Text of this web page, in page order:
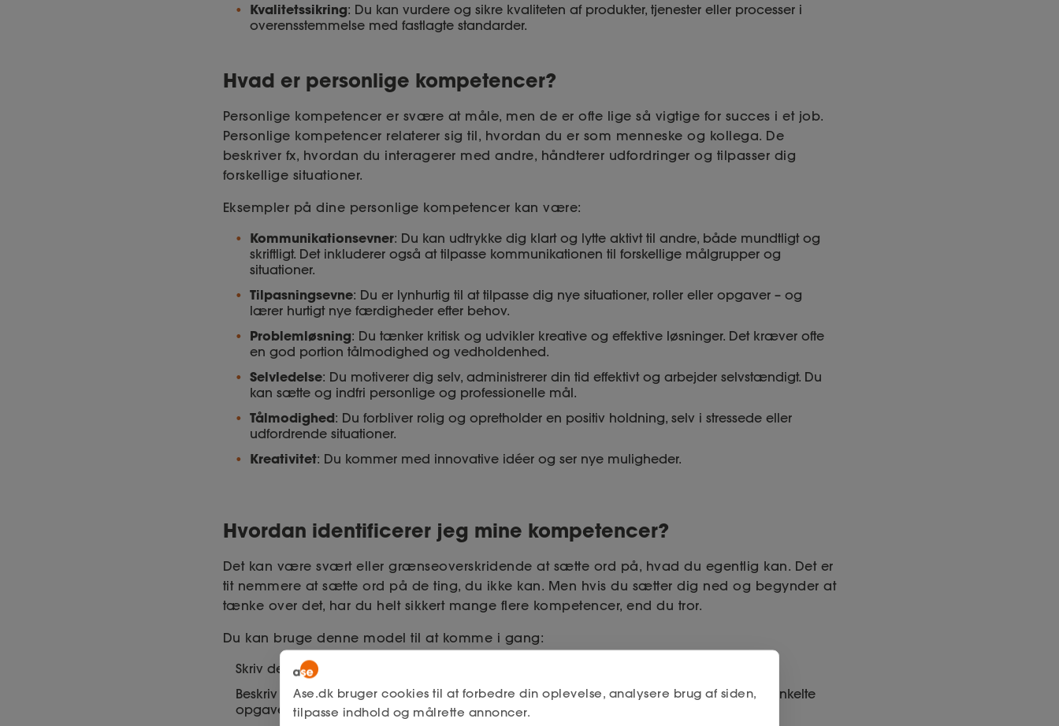
Kvalitetssikring: Du kan vurdere og sikre kvaliteten af produkter, tjenester eller processer i
overensstemmelse med fastlagte standarder.
Hvad er personlige kompetencer?
Personlige kompetencer er svære at måle, men de er ofte lige så vigtige for succes i et job.
Personlige kompetencer relaterer sig til, hvordan du er som menneske og kollega. De
beskriver fx, hvordan du interagerer med andre, håndterer udfordringer og tilpasser dig
forskellige situationer.
Eksempler på dine personlige kompetencer kan være:
Kommunikationsevner: Du kan udtrykke dig klart og lytte aktivt til andre, både mundtligt og
skriftligt. Det inkluderer også at tilpasse kommunikationen til forskellige målgrupper og
situationer.
Tilpasningsevne: Du er lynhurtig til at tilpasse dig nye situationer, roller eller opgaver – og
lærer hurtigt nye færdigheder efter behov.
Problemløsning: Du tænker kritisk og udvikler kreative og effektive løsninger. Det kræver ofte
en god portion tålmodighed og vedholdenhed.
Selvledelse: Du motiverer dig selv, administrerer din tid effektivt og arbejder selvstændigt. Du
kan sætte og indfri personlige og professionelle mål.
Tålmodighed: Du forbliver rolig og opretholder en positiv holdning, selv i stressede eller
udfordrende situationer.
Kreativitet: Du kommer med innovative idéer og ser nye muligheder.
Hvordan identificerer jeg mine kompetencer?
Det kan være svært eller grænseoverskridende at sætte ord på, hvad du egentlig kan. Det er
tit nemmere at sætte ord på de ting, du ikke kan. Men hvis du sætter dig ned og begynder at
tænke over det, har du helt sikkert mange flere kompetencer, end du tror.
Du kan bruge denne model til at komme i gang:
Skriv de arbejdsopgaver ned, som du har haft i dine tidligere job.
Beskriv derefter, hvilke faglige og personlige kompetencer du har brugt for at løse den enkelte
opgave.
Ase.dk bruger cookies til at forbedre din oplevelse, analysere brug af siden,
tilpasse indhold og målrette annoncer.